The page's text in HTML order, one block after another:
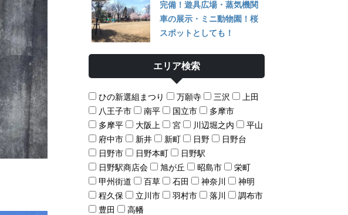
完備！遊具広場・蒸気機関
車の展示・ミニ動物園！桜
スポットとしても！
エリア検索
ひの新選組まつり 万願寺 三沢
上田
八王子市
南平 国立市
多摩市
多摩平
大阪上 宮 川辺堀之内
平山
府中市
新井 新町 日野
日野台
日野市
日野本町
日野駅
日野駅商店会
旭が丘 昭島市
栄町
甲州街道
百草 石田 神奈川
神明
程久保
立川市 羽村市 落川
調布市
豊田
高幡